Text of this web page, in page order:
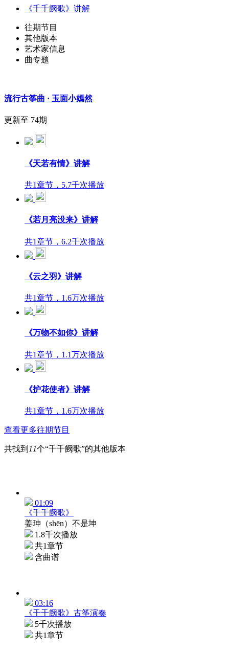
《千千阙歌》讲解
往期节目
其他版本
艺术家信息
曲专题
流行古筝曲 · 玉面小嫣然
更新至 74期
《天若有情》讲解
共1章节，5.7千次播放
《若月亮没来》讲解
共1章节，6.2千次播放
《云之羽》讲解
共1章节，1.6万次播放
《万物不如你》讲解
共1章节，1.1万次播放
《护花使者》讲解
共1章节，1.6万次播放
查看更多往期节目
共找到 11个“千千阙歌”的其他版本
01:09
《千千阙歌》
姜珅（shēn）不是坤
1.8千次播放
共1章节
含曲谱
03:16
《千千阙歌》古筝演奏
5千次播放
共1章节